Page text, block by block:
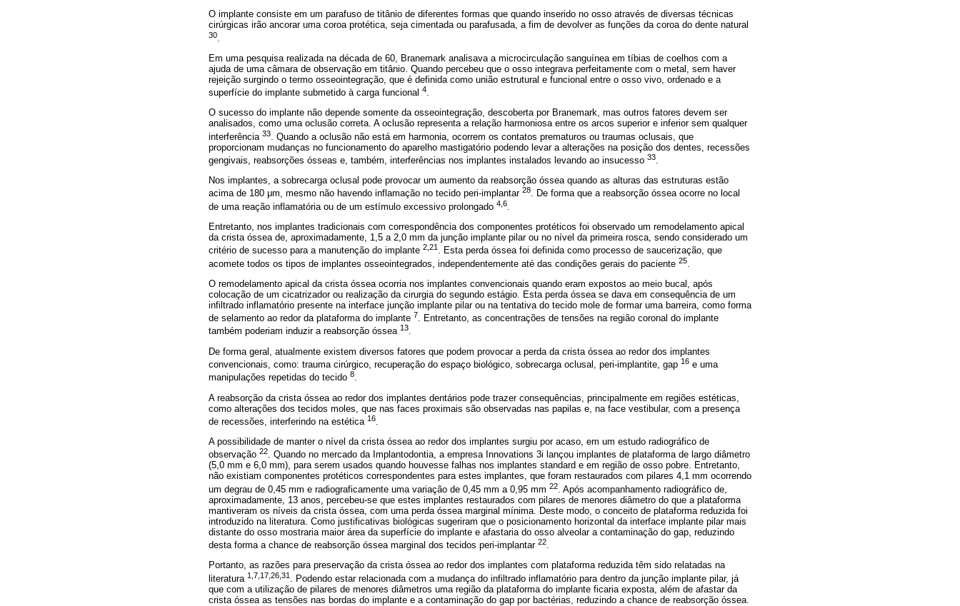
O implante consiste em um parafuso de titânio de diferentes formas que quando inserido no osso através de diversas técnicas
cirúrgicas irão ancorar uma coroa protética, seja cimentada ou parafusada, a fim de devolver as funções da coroa do dente natural
30
Em uma pesquisa realizada na década de 60, Branemark analisava a microcirculação sanguínea em tíbias de coelhos com a
ajuda de uma câmara de observação em titânio. Quando percebeu que o osso integrava perfeitamente com o metal, sem haver
rejeição surgindo o termo osseointegração, que é definida como união estrutural e funcional entre o osso vivo, ordenado e a
superfície do implante submetido à carga funcional 4.
O sucesso do implante não depende somente da osseointegração, descoberta por Branemark, mas outros fatores devem ser
analisados, como uma oclusão correta. A oclusão representa a relação harmoniosa entre os arcos superior e inferior sem qualquer
interferência 33
Quando a oclusão não está em harmonia, ocorrem os contatos prematuros ou traumas oclusais, que
proporcionam mudanças no funcionamento do aparelho mastigatório podendo levar a alterações na posição dos dentes, recessões
gengivais, reabsorções ósseas e, também, interferências nos implantes instalados levando ao insucesso 33
Nos implantes, a sobrecarga oclusal pode provocar um aumento da reabsorção óssea quando as alturas das estruturas estão
acima de 180 μm, mesmo não havendo inflamação no tecido peri-implantar 28. De forma que a reabsorção óssea ocorre no local
de uma reação inflamatória ou de um estímulo excessivo prolongado 4,6
Entretanto, nos implantes tradicionais com correspondência dos componentes protéticos foi observado um remodelamento apical
da crista óssea de, aproximadamente, 1,5 a 2,0 mm da junção implante pilar ou no nível da primeira rosca, sendo considerado um
critério de sucesso para a manutenção do implante 2,21 . Esta perda óssea foi definida como processo de saucerização, que
acomete todos os tipos de implantes osseointegrados, independentemente até das condições gerais do paciente 25
O remodelamento apical da crista óssea ocorria nos implantes convencionais quando eram expostos ao meio bucal, após
colocação de um cicatrizador ou realização da cirurgia do segundo estágio. Esta perda óssea se dava em consequência de um
infiltrado inflamatório presente na interface junção implante pilar ou na tentativa do tecido mole de formar uma barreira, como forma
de selamento ao redor da plataforma do implante 7. Entretanto, as concentrações de tensões na região coronal do implante
também poderiam induzir a reabsorção óssea 13.
De forma geral, atualmente existem diversos fatores que podem provocar a perda da crista óssea ao redor dos implantes
convencionais, como: trauma cirúrgico, recuperação do espaço biológico, sobrecarga oclusal, peri-implantite, gap 16 e uma
manipulações repetidas do tecido 8.
A reabsorção da crista óssea ao redor dos implantes dentários pode trazer consequências, principalmente em regiões estéticas,
como alterações dos tecidos moles, que nas faces proximais são observadas nas papilas e, na face vestibular, com a presença
de recessões, interferindo na estética 16
A possibilidade de manter o nível da crista óssea ao redor dos implantes surgiu por acaso, em um estudo radiográfico de
observação 22. Quando no mercado da Implantodontia, a empresa Innovations 3i lançou implantes de plataforma de largo diâmetro
(5,0 mm e 6,0 mm), para serem usados quando houvesse falhas nos implantes standard e em região de osso pobre. Entretanto,
não existiam componentes protéticos correspondentes para estes implantes, que foram restaurados com pilares 4,1 mm ocorrendo
um degrau de 0,45 mm e radiograficamente uma variação de 0,45 mm a 0,95 mm 22 . Após acompanhamento radiográfico de,
aproximadamente, 13 anos, percebeu-se que estes implantes restaurados com pilares de menores diâmetro do que a plataforma
mantiveram os níveis da crista óssea, com uma perda óssea marginal mínima. Deste modo, o conceito de plataforma reduzida foi
introduzido na literatura. Como justificativas biológicas sugeriram que o posicionamento horizontal da interface implante pilar mais
distante do osso mostraria maior área da superfície do implante e afastaria do osso alveolar a contaminação do gap, reduzindo
desta forma a chance de reabsorção óssea marginal dos tecidos peri-implantar 22.
Portanto, as razões para preservação da crista óssea ao redor dos implantes com plataforma reduzida têm sido relatadas na
literatura 1,7,17,26,31
. Podendo estar relacionada com a mudança do infiltrado inflamatório para dentro da junção implante pilar, já
que com a utilização de pilares de menores diâmetros uma região da plataforma do implante ficaria exposta, além de afastar da
crista óssea as tensões nas bordas do implante e a contaminação do gap por bactérias, reduzindo a chance de reabsorção óssea.